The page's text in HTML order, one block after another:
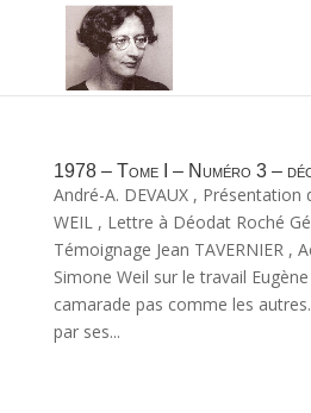
1978 – Tome I – Numéro 3 –
André-A. DEVAUX ,
WEIL , Lettre à Déodat Roché
Témoignage Jean TAVERNIER ,
Simone Weil sur le travail Eugène
camarade pas comme les
par ses...